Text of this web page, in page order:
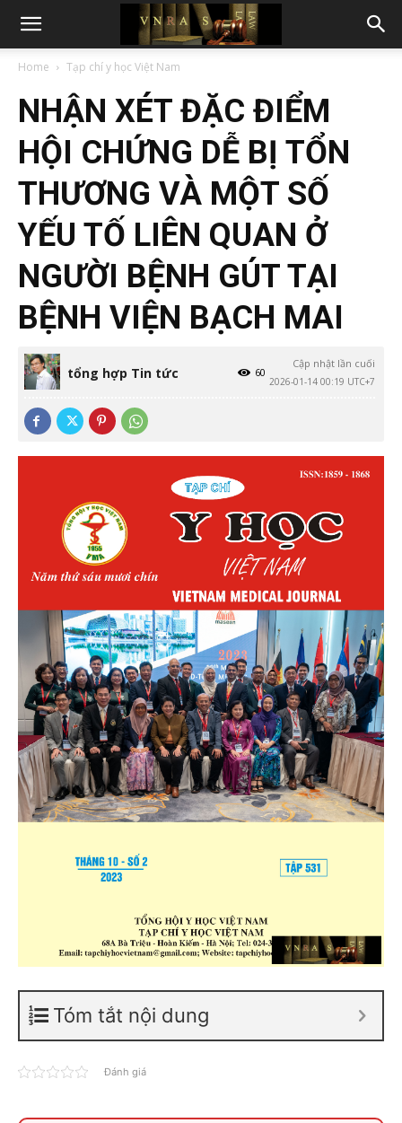
Home Tạp chí y học Việt Nam
NHẬN XÉT ĐẶC ĐIỂM
HỘI CHỨNG DỄ BỊ TỔN
THƯƠNG VÀ MỘT SỐ
YẾU TỐ LIÊN QUAN Ở
NGƯỜI BỆNH GÚT TẠI
BỆNH VIỆN BẠCH MAI
tổng hợp Tin tức
Cập nhật lần cuối
2026-01-14 00:19 UTC+7
60
Tóm tắt nội dung
Đánh giá